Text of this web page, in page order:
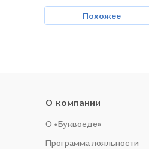
Похожее
О компании
О «Буквоеде»
Программа лояльности